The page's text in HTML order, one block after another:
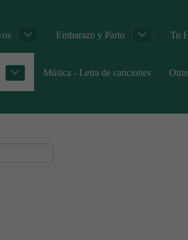
Embarazo y Parto Tu
Música - Letra de canciones